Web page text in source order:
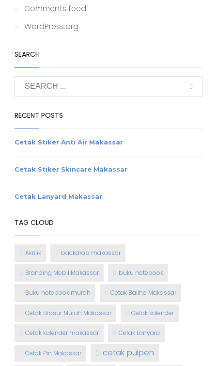
Comments feed
WordPress.org
SEARCH
RECENT POSTS
Cetak Stiker Anti Air Makassar
Cetak Stiker Skincare Makassar
Cetak Lanyard Makassar
TAG CLOUD
Akrilik backdrop makassar
Branding Mobil Makassar buku notebook
Buku notebook murah Cetak Baliho Makassar
Cetak Brosur Murah Makassar Cetak kalender
Cetak kalender makassar Cetak Lanyard
Cetak Pin Makassar cetak pulpen